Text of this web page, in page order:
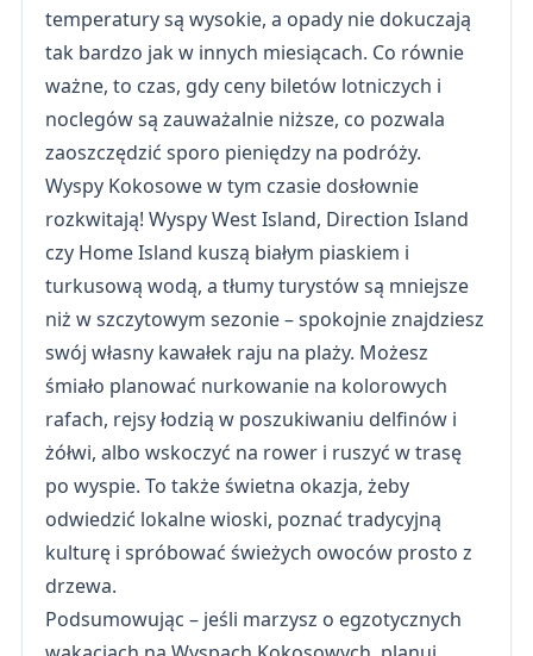
temperatury są wysokie, a opady nie dokuczają
tak bardzo jak w innych miesiącach. Co równie
ważne, to czas, gdy ceny biletów lotniczych i
noclegów są zauważalnie niższe, co pozwala
zaoszczędzić sporo pieniędzy na podróży.
Wyspy Kokosowe w tym czasie dosłownie
rozkwitają! Wyspy West Island, Direction Island
czy Home Island kuszą białym piaskiem i
turkusową wodą, a tłumy turystów są mniejsze
niż w szczytowym sezonie – spokojnie znajdziesz
swój własny kawałek raju na plaży. Możesz
śmiało planować nurkowanie na kolorowych
rafach, rejsy łodzią w poszukiwaniu delfinów i
żółwi, albo wskoczyć na rower i ruszyć w trasę
po wyspie. To także świetna okazja, żeby
odwiedzić lokalne wioski, poznać tradycyjną
kulturę i spróbować świeżych owoców prosto z
drzewa.
Podsumowując – jeśli marzysz o egzotycznych